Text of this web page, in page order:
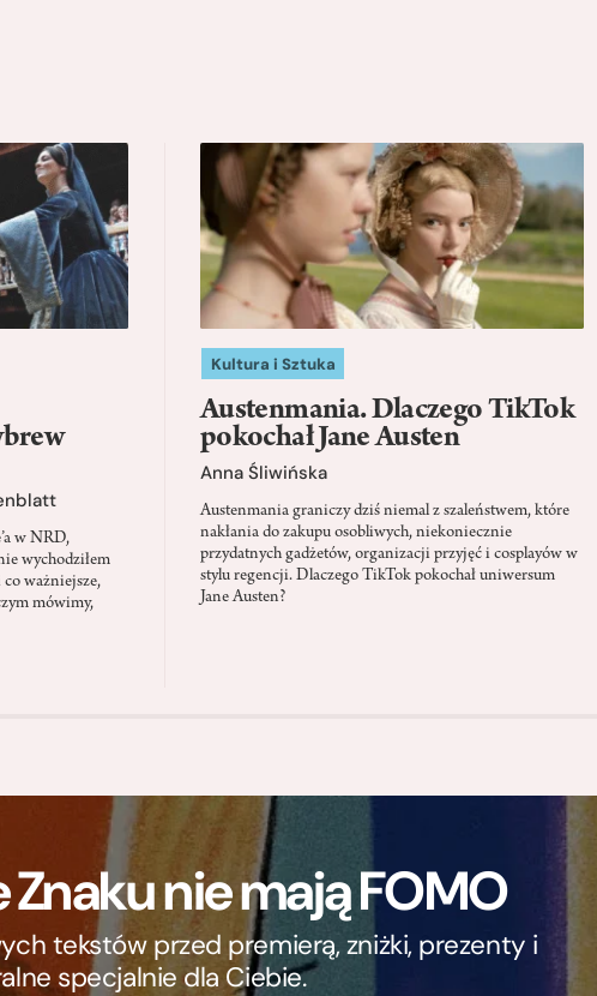
w NRD,
wychodziłem
ważniejsze,
mówimy,
Kultura i Sztuka
Austenmania. Dlaczego TikTok
pokochał Jane Austen
Anna Śliwińska
Austenmania graniczy dziś niemal z szaleństwem, które
nakłania do zakupu osobliwych, niekoniecznie
przydatnych gadżetów, organizacji przyjęć i cosplayów w
stylu regencji. Dlaczego TikTok pokochał uniwersum
Jane Austen?
nie mają FOMO
tekstów przed premierą, zniżki, prezenty i
specjalnie dla Ciebie.